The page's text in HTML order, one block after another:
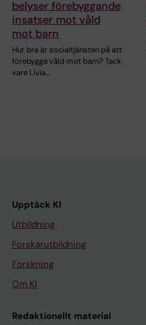
belyser förebyggande
insatser mot våld
mot barn
Hur bra är socialtjänsten på att
förebygga våld mot barn? Tack
vare Livia…
Upptäck KI
Utbildning
Forskarutbildning
Forskning
Om KI
Redaktionellt material